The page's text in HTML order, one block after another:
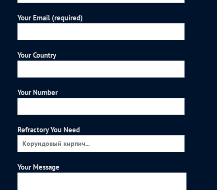
Your Email (required)
Your Country
Your Number
Refractory You Need
Your Message